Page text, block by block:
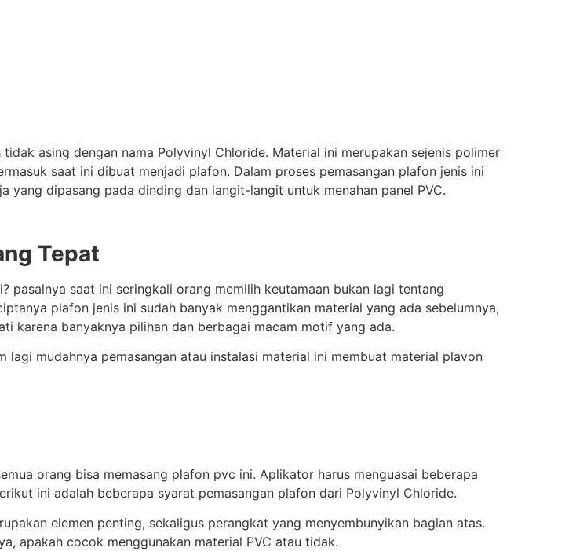
asing dengan nama Polyvinyl Chloride. Material ini merupakan sejenis polimer
saat ini dibuat menjadi plafon. Dalam proses pemasangan plafon jenis ini
yang dipasang pada dinding dan langit-langit untuk menahan panel PVC.
Tepat
pasalnya saat ini seringkali orang memilih keutamaan bukan lagi tentang
plafon jenis ini sudah banyak menggantikan material yang ada sebelumnya,
karena banyaknya pilihan dan berbagai macam motif yang ada.
lagi mudahnya pemasangan atau instalasi material ini membuat material plavon
orang bisa memasang plafon pvc ini. Aplikator harus menguasai beberapa
ini adalah beberapa syarat pemasangan plafon dari Polyvinyl Chloride.
elemen penting, sekaligus perangkat yang menyembunyikan bagian atas.
apakah cocok menggunakan material PVC atau tidak.